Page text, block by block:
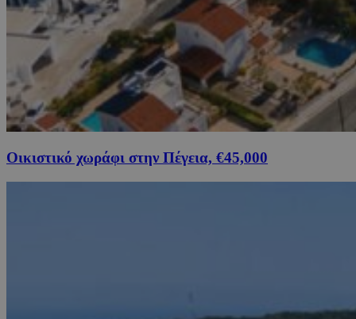
Οικιστικό χωράφι στην Πέγεια, €45,000